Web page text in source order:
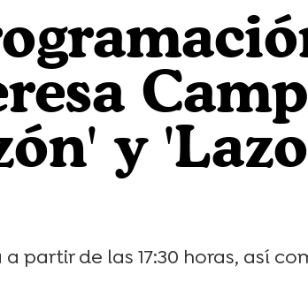
y
de las 17:30 horas, así